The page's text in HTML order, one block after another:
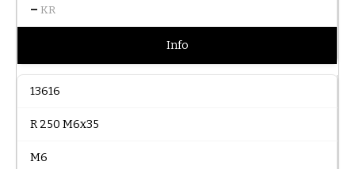
– KR
Info
13616
R 250 M6x35
M6